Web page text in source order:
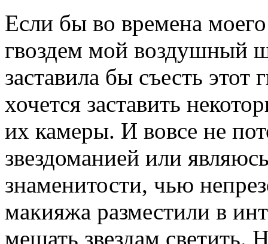
Если бы во времена
гвоздем мой воздушный
заставила бы съесть этот
хочется заставить
их камеры. И вовсе не
звездоманией или
знаменитости, чью
макияжа разместили в
мешать звездам светить.